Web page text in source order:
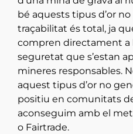
bé aquests tipus d’or
traçabilitat és total, ja
compren directament a
seguretat que s’estan
mineres responsables.
aquest tipus d’or no
positiu en comunitats
aconseguim amb el
o Fairtrade.